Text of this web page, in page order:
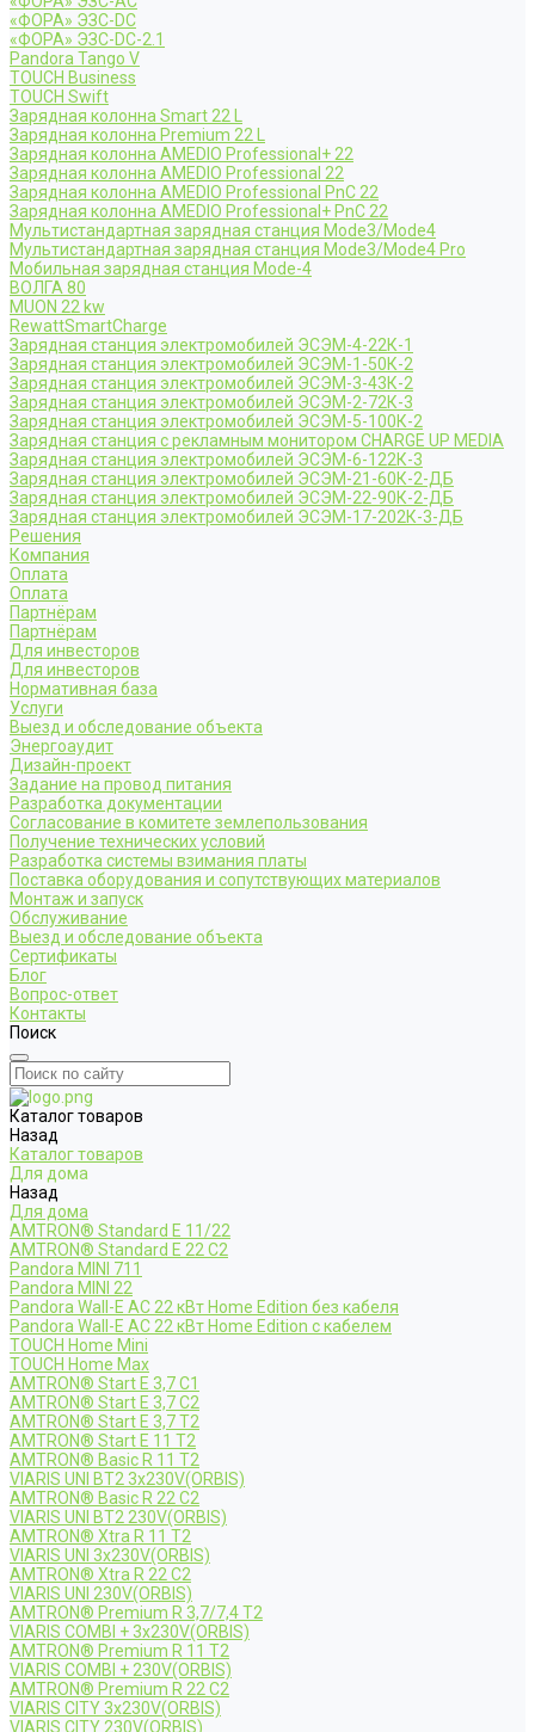
«ФОРА» ЭЗС-DC
«ФОРА» ЭЗС-DC-2.1
Pandora Tango V
TOUCH Business
TOUCH Swift
Зарядная колонна Smart 22 L
Зарядная колонна Premium 22 L
Зарядная колонна AMEDIO Professional+ 22
Зарядная колонна AMEDIO Professional 22
Зарядная колонна AMEDIO Professional PnC 22
Зарядная колонна AMEDIO Professional+ PnC 22
Мультистандартная зарядная станция Mode3/Mode4
Мультистандартная зарядная станция Mode3/Mode4 Pro
Мобильная зарядная станция Mode-4
ВОЛГА 80
MUON 22 kw
RewattSmartCharge
Зарядная станция электромобилей ЭСЭМ-4-22К-1
Зарядная станция электромобилей ЭСЭМ-1-50К-2
Зарядная станция электромобилей ЭСЭМ-3-43К-2
Зарядная станция электромобилей ЭСЭМ-2-72К-3
Зарядная станция электромобилей ЭСЭМ-5-100К-2
Зарядная станция с рекламным монитором CHARGE UP MEDIA
Зарядная станция электромобилей ЭСЭМ-6-122К-3
Зарядная станция электромобилей ЭСЭМ-21-60К-2-ДБ
Зарядная станция электромобилей ЭСЭМ-22-90К-2-ДБ
Зарядная станция электромобилей ЭСЭМ-17-202К-3-ДБ
Решения
Компания
Оплата
Оплата
Партнёрам
Партнёрам
Для инвесторов
Для инвесторов
Нормативная база
Услуги
Выезд и обследование объекта
Энергоаудит
Дизайн-проект
Задание на провод питания
Разработка документации
Согласование в комитете землепользования
Получение технических условий
Разработка системы взимания платы
Поставка оборудования и сопутствующих материалов
Монтаж и запуск
Обслуживание
Выезд и обследование объекта
Сертификаты
Блог
Вопрос-ответ
Контакты
Поиск
Каталог товаров
Назад
Каталог товаров
Для дома
Назад
Для дома
AMTRON® Standard E 11/22
AMTRON® Standard E 22 C2
Pandora MINI 711
Pandora MINI 22
Pandora Wall-E AC 22 кВт Home Edition без кабеля
Pandora Wall-E AC 22 кВт Home Edition с кабелем
TOUCH Home Mini
TOUCH Home Max
AMTRON® Start E 3,7 C1
AMTRON® Start E 3,7 C2
AMTRON® Start E 3,7 T2
AMTRON® Start E 11 T2
AMTRON® Basic R 11 T2
VIARIS UNI BT2 3x230V(ORBIS)
AMTRON® Basic R 22 C2
VIARIS UNI BT2 230V(ORBIS)
AMTRON® Xtra R 11 T2
VIARIS UNI 3x230V(ORBIS)
AMTRON® Xtra R 22 C2
VIARIS UNI 230V(ORBIS)
AMTRON® Premium R 3,7/7,4 T2
VIARIS COMBI + 3x230V(ORBIS)
AMTRON® Premium R 11 T2
VIARIS COMBI + 230V(ORBIS)
AMTRON® Premium R 22 C2
VIARIS CITY 3x230V(ORBIS)
VIARIS CITY 230V(ORBIS)